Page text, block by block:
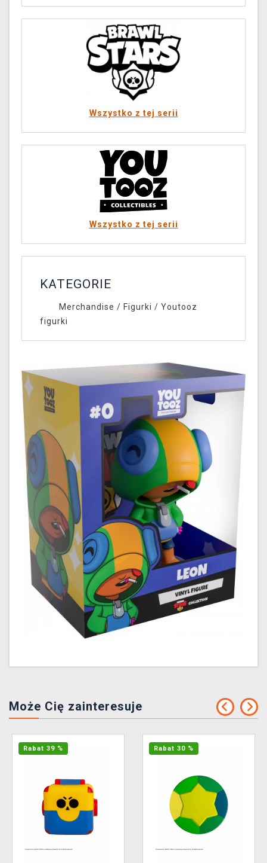
Wszystko z tej serii
Wszystko z tej serii
KATEGORIE
Merchandise / Figurki / Youtooz
figurki
Może Cię zainteresuje
Rabat 39 % Rabat 30 %